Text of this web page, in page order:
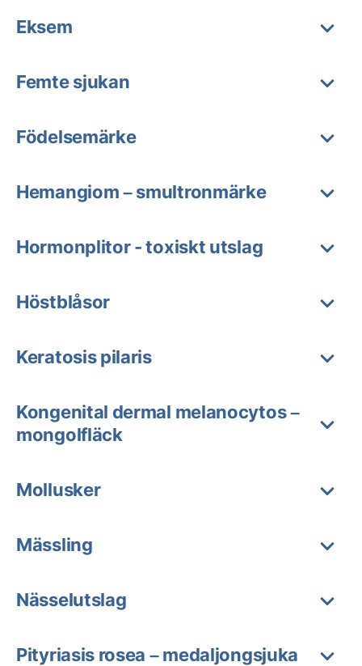
Eksem
Femte sjukan
Födelsemärke
Hemangiom – smultronmärke
Hormonplitor - toxiskt utslag
Höstblåsor
Keratosis pilaris
Kongenital dermal melanocytos –
mongolfläck
Mollusker
Mässling
Nässelutslag
Pityriasis rosea – medaljongsjuka